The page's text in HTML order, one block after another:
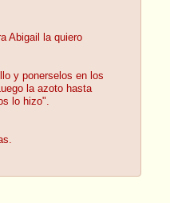
Abigail la quiero
y ponerselos en los
la azoto hasta
lo hizo".